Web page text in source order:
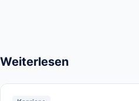
Weiterlesen